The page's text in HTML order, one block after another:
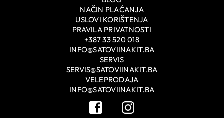
NAČIN PLAĆANJA
USLOVI KORIŠTENJA
PRAVILA PRIVATNOSTI
+387 33 520 018
INFO@SATOVIINAKIT.BA
SERVIS
SERVIS@SATOVIINAKIT.BA
VELEPRODAJA
INFO@SATOVIINAKIT.BA